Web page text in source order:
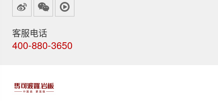
客服电话
400-880-3650